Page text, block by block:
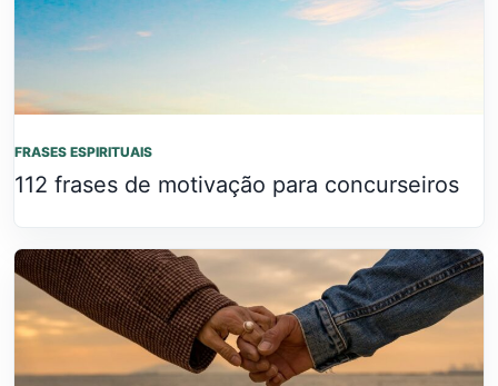
FRASES ESPIRITUAIS
112 frases de motivação para concurseiros